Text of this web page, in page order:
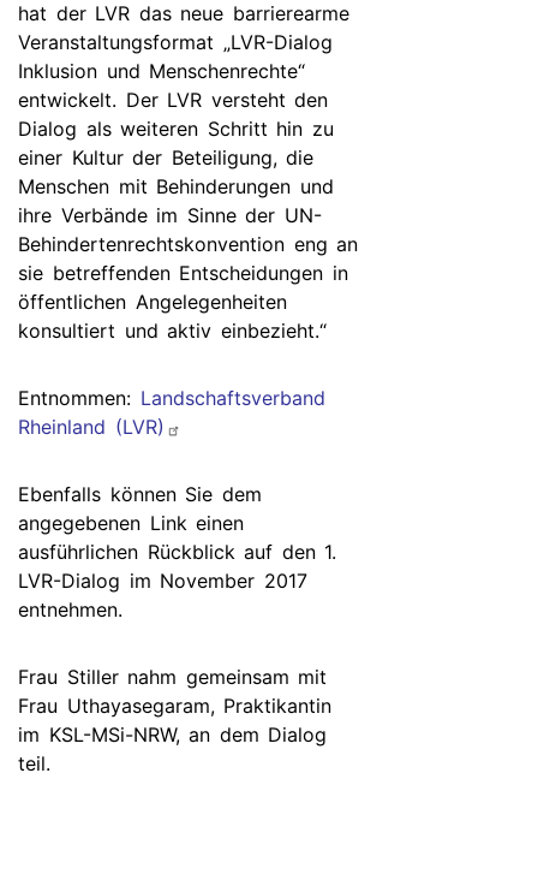
hat der LVR das neue barrierearme
Veranstaltungsformat „LVR-Dialog
Inklusion und Menschenrechte“
entwickelt. Der LVR versteht den
Dialog als weiteren Schritt hin zu
einer Kultur der Beteiligung, die
Menschen mit Behinderungen und
ihre Verbände im Sinne der UN-
Behindertenrechtskonvention eng an
sie betreffenden Entscheidungen in
öffentlichen Angelegenheiten
konsultiert und aktiv einbezieht.“
Entnommen: Landschaftsverband
Rheinland (LVR)
Ebenfalls können Sie dem
angegebenen Link einen
ausführlichen Rückblick auf den 1.
LVR-Dialog im November 2017
entnehmen.
Frau Stiller nahm gemeinsam mit
Frau Uthayasegaram, Praktikantin
im KSL-MSi-NRW, an dem Dialog
teil.